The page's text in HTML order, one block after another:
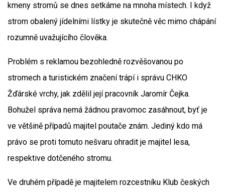
kmeny stromů se dnes setkáme na mnoha místech. I když
strom obalený jídelními lístky je skutečně věc mimo chápání
rozumně uvažujícího člověka.
Problém s reklamou bezohledně rozvěšovanou po
stromech a turistickém značení trápí i správu CHKO
Žďárské vrchy, jak zdělil její pracovník Jaromír Čejka.
Bohužel správa nemá žádnou pravomoc zasáhnout, byť je
ve většině případů majitel poutače znám. Jediný kdo má
právo se proti tomuto nešvaru ohradit je majitel lesa,
respektive dotčeného stromu.
Ve druhém případě je majitelem rozcestníku Klub českých